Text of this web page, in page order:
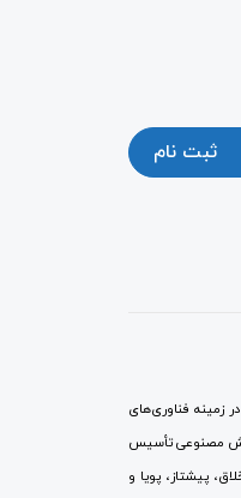
ثبت نام
زمینه فناوری‌های
هوش مصنوعی تأسیس
پیشتاز، پویا و